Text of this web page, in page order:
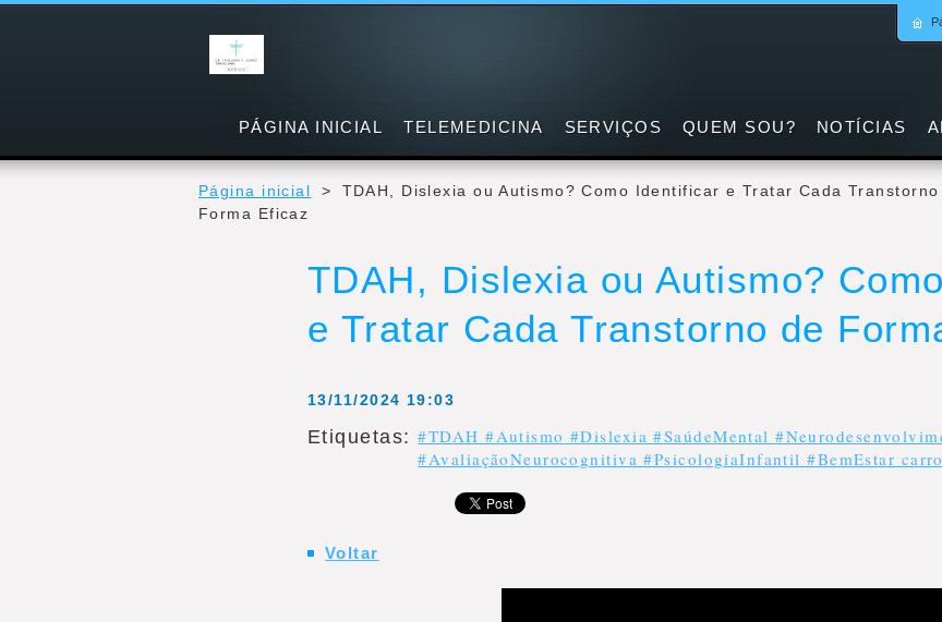
Página inicial >
TDAH, Dislexia ou Autismo? Como Identificar e Tratar Cada Transtorno
Forma Eficaz
TDAH, Dislexia ou Autismo?
e Tratar Cada Transtorno de
13/11/2024 19:03
Etiquetas: #TDAH #Autismo #Dislexia #SaúdeMental
#AvaliaçãoNeurocognitiva #PsicologiaInfantil #BemEstar carro
Voltar
PÁGINA INICIAL TELEMEDICINA SERVIÇOS QUEM SOU? NOTÍCIAS